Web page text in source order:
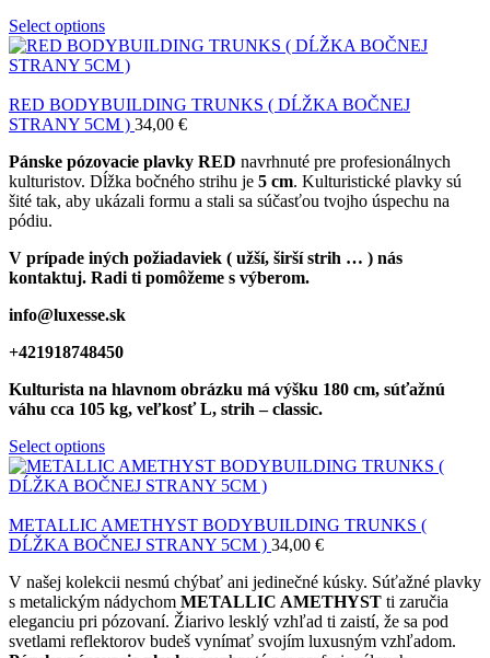
Select options
RED BODYBUILDING TRUNKS ( DĹŽKA BOČNEJ
STRANY 5CM ) 34,00 €
Pánske pózovacie plavky RED navrhnuté pre profesionálnych
kulturistov. Dĺžka bočného strihu je 5 cm. Kulturistické plavky sú
šité tak, aby ukázali formu a stali sa súčasťou tvojho úspechu na
pódiu.
V prípade iných požiadaviek ( užší, širší strih … ) nás
kontaktuj. Radi ti pomôžeme s výberom.
info@luxesse.sk
+421918748450
Kulturista na hlavnom obrázku má výšku 180 cm, súťažnú
váhu cca 105 kg, veľkosť L, strih – classic.
Select options
METALLIC AMETHYST BODYBUILDING TRUNKS (
DĹŽKA BOČNEJ STRANY 5CM ) 34,00 €
V našej kolekcii nesmú chýbať ani jedinečné kúsky. Súťažné plavky
s metalickým nádychom METALLIC AMETHYST ti zaručia
eleganciu pri pózovaní. Žiarivo lesklý vzhľad ti zaistí, že sa pod
svetlami reflektorov budeš vynímať svojím luxusným vzhľadom.